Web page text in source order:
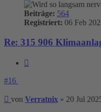
Beiträge: 564
Registriert: 06 Feb
Re: 315 906
#16
Beitrag
von Verratnix » 20 Jul